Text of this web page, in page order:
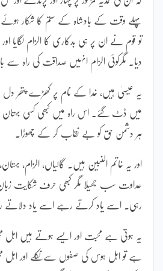
پہلے وقت کے بادشاہ کے ستم کا شکار ہوئے
تو قوم نے ان پر ہی بدکاری کا الزام
دیا۔ مگرکوئی الزام انہیں صداقت کی راہ سے باز
یہ عیسیٰ ہیں، خدا کے نام پر کھڑے پتھر دل
میں ڈٹ گئے۔ اس راہ میں کبھی کسی بہتان
ہر دشمن حق کو بے نقاب کر کے چھوڑا۔
اور یہ خاتم النبین ہیں۔ گالیاں، الزام،
عداوت سب جھیلا مگر کبھی حرف شکایت زبان
رہی۔ اسے یاد کرتے رہے اسے یاد دلاتے
یہ ہوتی ہے محبت اور ایسے ہوتے ہیں
ہے تو اہل ہوس کی صفوں سے نکلے اور